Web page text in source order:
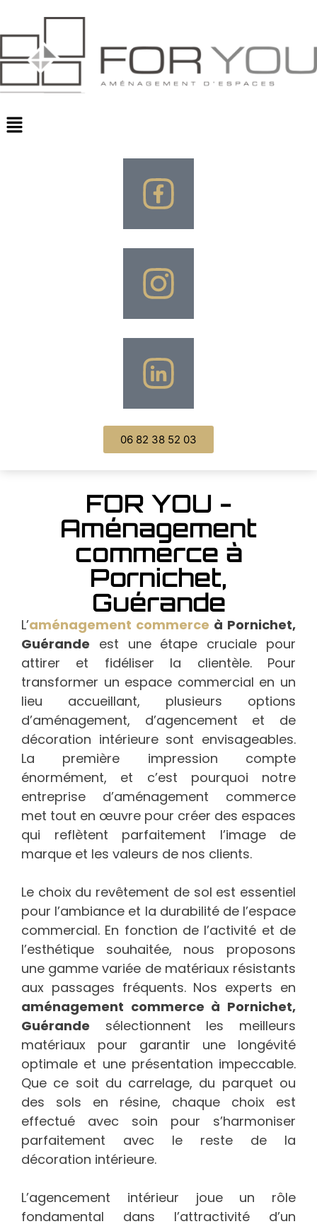
06 82 38 52 03
FOR YOU -
Aménagement
commerce à
Pornichet,
Guérande
L’aménagement commerce à Pornichet,
Guérande est une étape cruciale pour
attirer et fidéliser la clientèle. Pour
transformer un espace commercial en un
lieu accueillant, plusieurs options
d’aménagement, d’agencement et de
décoration intérieure sont envisageables.
La première impression compte
énormément, et c’est pourquoi notre
entreprise d’aménagement commerce
met tout en œuvre pour créer des espaces
qui reflètent parfaitement l’image de
marque et les valeurs de nos clients.
Le choix du revêtement de sol est essentiel
pour l’ambiance et la durabilité de l’espace
commercial. En fonction de l’activité et de
l’esthétique souhaitée, nous proposons
une gamme variée de matériaux résistants
aux passages fréquents. Nos experts en
aménagement commerce à Pornichet,
Guérande sélectionnent les meilleurs
matériaux pour garantir une longévité
optimale et une présentation impeccable.
Que ce soit du carrelage, du parquet ou
des sols en résine, chaque choix est
effectué avec soin pour s’harmoniser
parfaitement avec le reste de la
décoration intérieure.
L’agencement intérieur joue un rôle
fondamental dans l’attractivité d’un